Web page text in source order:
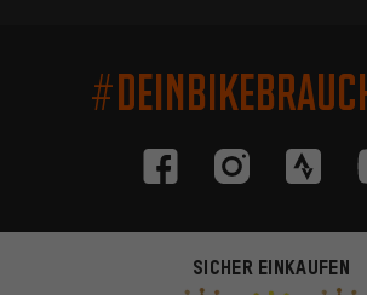
SICHER EINKAUFEN